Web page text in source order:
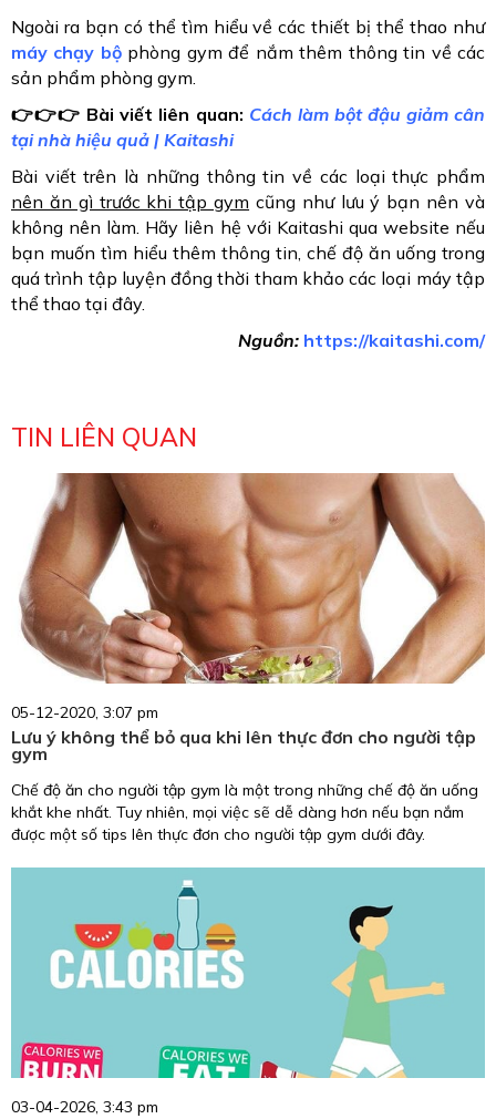
Ngoài ra bạn có thể tìm hiểu về các thiết bị thể thao như
máy chạy bộ phòng gym để nắm thêm thông tin về các
sản phẩm phòng gym.
👉👉👉 Bài viết liên quan: Cách làm bột đậu giảm cân
tại nhà hiệu quả | Kaitashi
nên ăn gì trước khi tập gym cũng như lưu ý bạn nên và
không nên làm. Hãy liên hệ với Kaitashi qua website nếu
bạn muốn tìm hiểu thêm thông tin, chế độ ăn uống trong
quá trình tập luyện đồng thời tham khảo các loại máy tập
thể thao tại đây.
Nguồn: https://kaitashi.com/
TIN LIÊN QUAN
05-12-2020, 3:07 pm
Lưu ý không thể bỏ qua khi lên thực đơn cho người tập
gym
Chế độ ăn cho người tập gym là một trong những chế độ ăn uống
khắt khe nhất. Tuy nhiên, mọi việc sẽ dễ dàng hơn nếu bạn nắm
được một số tips lên thực đơn cho người tập gym dưới đây.
03-04-2026, 3:43 pm